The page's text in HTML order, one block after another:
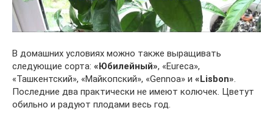
В домашних условиях можно также выращивать
следующие сорта: «Юбилейный», «Eureca»,
«Ташкентский», «Майкопский», «Gennoa» и «Lisbon».
Последние два практически не имеют колючек. Цветут
обильно и радуют плодами весь год.